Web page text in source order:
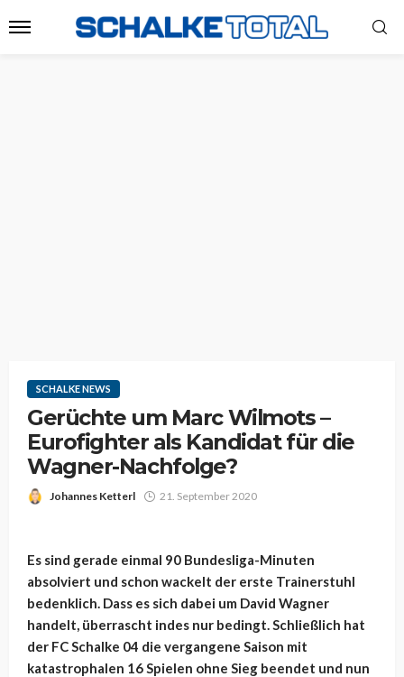
SCHALKE NEWS
Gerüchte um Marc Wilmots –
Eurofighter als Kandidat für die
Wagner-Nachfolge?
Johannes Ketterl 21. September 2020
Es sind gerade einmal 90 Bundesliga-Minuten
absolviert und schon wackelt der erste Trainerstuhl
bedenklich. Dass es sich dabei um David Wagner
handelt, überrascht indes nur bedingt. Schließlich hat
der FC Schalke 04 die vergangene Saison mit
katastrophalen 16 Spielen ohne Sieg beendet und nun